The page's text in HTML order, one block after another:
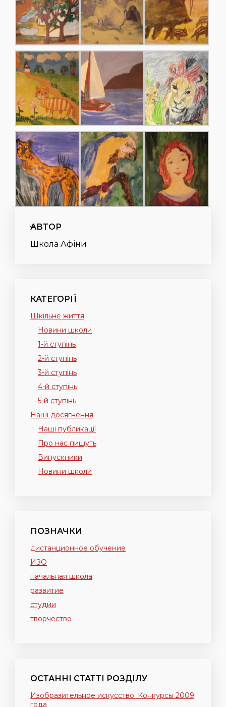
АВТОР
Школа Афіни
КАТЕГОРІЇ
Шкільне життя
Новини школи
1-й ступінь
2-й ступінь
3-й ступінь
4-й ступінь
5-й ступінь
Наші досягнення
Наші публикації
Про нас пишуть
Випускники
Новини школи
ПОЗНАЧКИ
дистанционное обучение
ИЗО
начальная школа
развитие
студии
творчество
ОСТАННІ СТАТТІ РОЗДІЛУ
Изобразительное искусство. Конкурсы 2009
года